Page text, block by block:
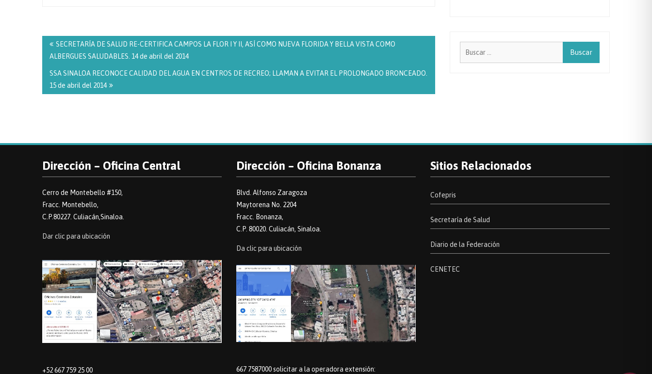
de
entradas
SECRETARÍA DE SALUD RE-CERTIFICA CAMPOS LA FLOR I Y II, ASÍ COMO NUEVA FLORIDA Y BELLA VISTA COMO
ALBERGUES SALUDABLES. 14 de abril del 2014
SSA SINALOA RECONOCE CALIDAD DEL AGUA EN CENTROS DE RECREO; LLAMAN A EVITAR EL PROLONGADO BRONCEADO.
15 de abril del 2014
Dirección – Oficina Central
Cerro de Montebello #150,
Fracc. Montebello,
C.P.80227. Culiacán,Sinaloa.
Dar clic para ubicación
+52 667 759 25 00
Dirección – Oficina Bonanza
Blvd. Alfonso Zaragoza
Maytorena No. 2204
Fracc. Bonanza,
C.P. 80020. Culiacán, Sinaloa.
Da clic para ubicación
667 7587000 solicitar a la operadora extensión:
Sitios Relacionados
Cofepris
Secretaría de Salud
Diario de la Federación
CENETEC